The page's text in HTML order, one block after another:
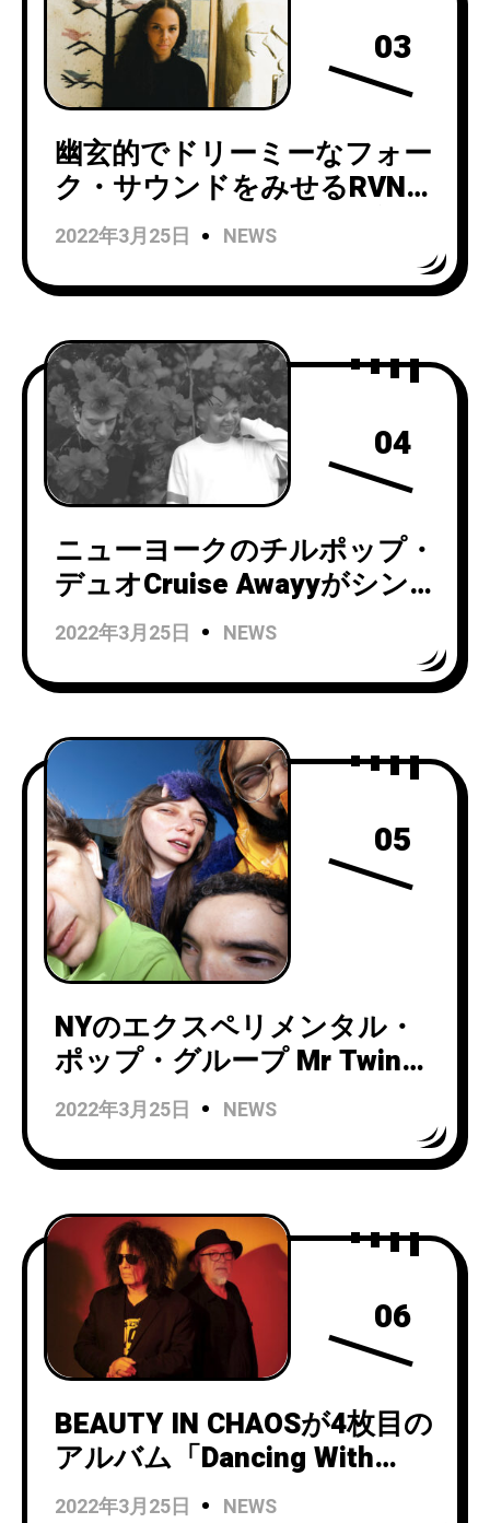
03
幽玄的でドリーミーなフォー
ク・サウンドをみせるRVNG
Intl.がフックアップした新た
な才能Diatom Deliが5/13リ
リースのニュー・アルバムか
(Your Smiling Face)」をリリ
ース＆MVも公開！
2022年3月25日 NEWS
04
ニューヨークのチルポップ・
デュオCruise Awayyがシン
グル「Cherry」をリリース！
2022年3月25日 NEWS
05
NYのエクスペリメンタル・
ポップ・グループ Mr Twin
Sister『Al Mundo Azul』の
CDリリース日が正式決定！
ボーナス・トラック5曲収
2022年3月25日 NEWS
06
BEAUTY IN CHAOSが4枚目の
アルバム「Dancing With
Angels」をリリース！
2022年3月25日 NEWS